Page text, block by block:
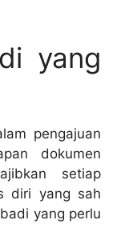
yang
pengajuan
dokumen
setiap
diri yang sah
yang perlu